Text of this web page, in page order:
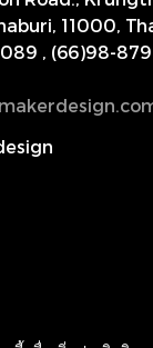
11000,
, (66)98-